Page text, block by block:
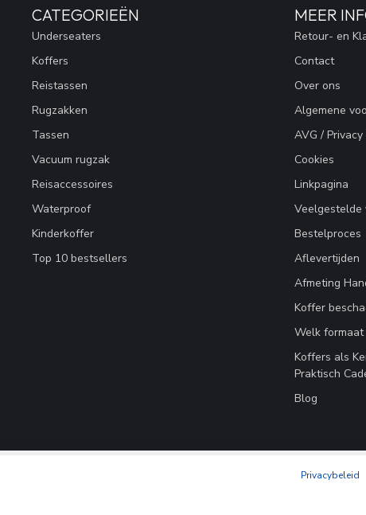
CATEGORIEËN
Underseaters
Koffers
Reistassen
Rugzakken
Tassen
Vacuum rugzak
Reisaccessoires
Waterproof
Kinderkoffer
Top 10 bestsellers
MEER
Retour- en
Contact
Over ons
Algemene
AVG /
Cookies
Linkpagina
Veelgestelde
Bestelproces
Aflevertijden
Afmeting
Koffer
Welk
Koffers als
Praktisch
Blog
Privacybeleid